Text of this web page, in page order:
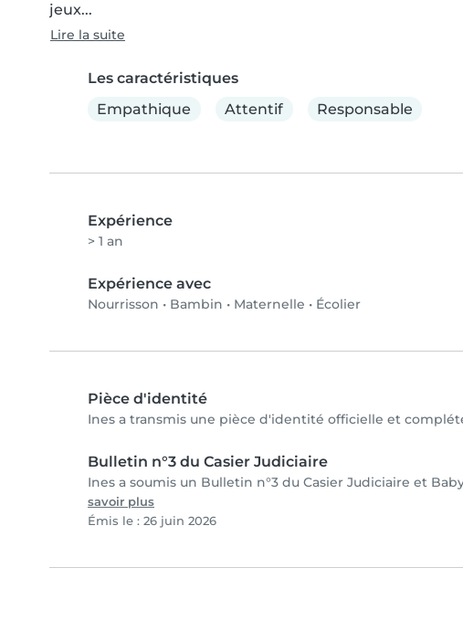
jeux...
Lire la suite
Les caractéristiques
Empathique
Attentif Responsable
Expérience
> 1 an
Expérience avec
Nourrisson • Bambin • Maternelle • Écolier
Pièce d'identité
Ines a transmis une pièce d'identité officielle et
Bulletin n°3 du Casier Judiciaire
Ines a soumis un Bulletin n°3 du Casier Judiciaire et
savoir plus
Émis le : 26 juin 2026